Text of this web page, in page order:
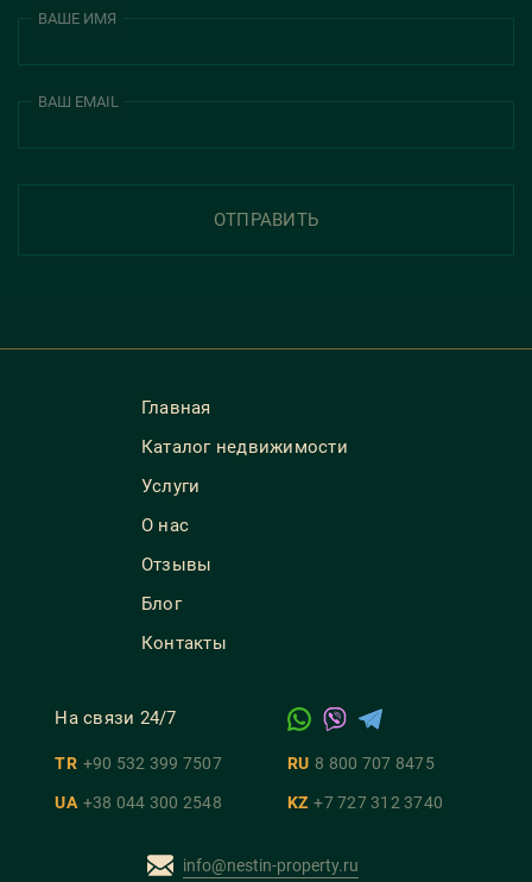
ВАШЕ ИМЯ
ВАШ EMAIL
ОТПРАВИТЬ
Главная
Каталог недвижимости
Услуги
О нас
Отзывы
Блог
Контакты
На связи 24/7
TR +90 532 399 7507 RU 8 800 707 8475
UA +38 044 300 2548 KZ +7 727 312 3740
info@nestin-property.ru